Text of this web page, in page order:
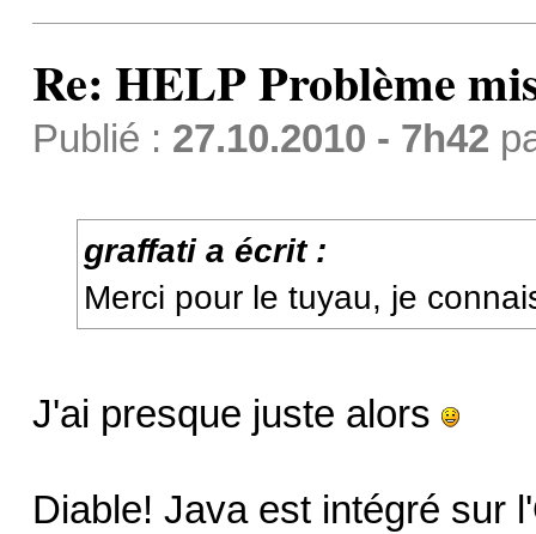
Re: HELP Problème
Publié : 27.10.2010 - 7h42
graffati a écrit :
Merci pour le tuyau, je
J'ai presque juste alors
Diable! Java est intégré sur